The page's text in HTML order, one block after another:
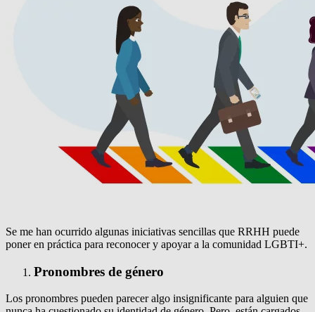
Se me han ocurrido algunas iniciativas sencillas que RRHH puede
poner en práctica para reconocer y apoyar a la comunidad LGBTI+.
Pronombres de género
Los pronombres pueden parecer algo insignificante para alguien que